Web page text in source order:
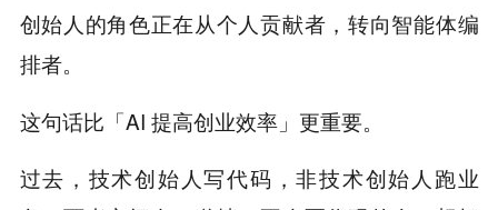
创始人的角色正在从个人贡献者，转向智能体编
排者。
这句话比「AI 提高创业效率」更重要。
过去，技术创始人写代码，非技术创始人跑业